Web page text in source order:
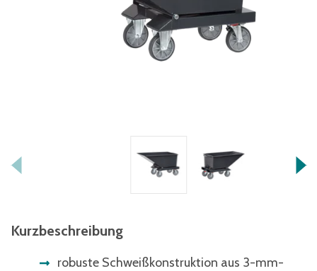
Kurzbeschreibung
robuste Schweißkonstruktion aus 3-mm-